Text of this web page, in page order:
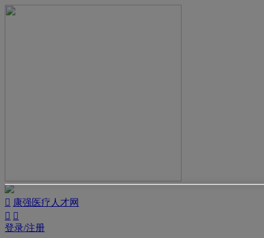
 康强医疗人才网
 
登录/注册